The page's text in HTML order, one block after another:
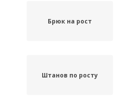
Брюк на рост
Штанов по росту